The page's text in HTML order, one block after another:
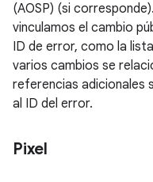
(AOSP) (si
vinculamos el cambio
ID de error, como la
varios cambios se
referencias adicionales
al ID del error.
Pixel